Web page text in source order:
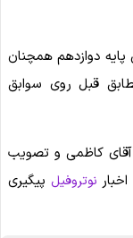
دوازدهم همچنان
قبل روی سوابق
کاظمی و تصویب
نوتروفیلپیگیری